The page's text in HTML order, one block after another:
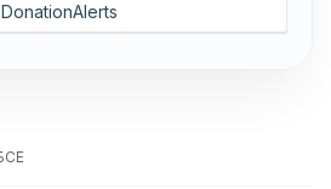
DonationAlerts